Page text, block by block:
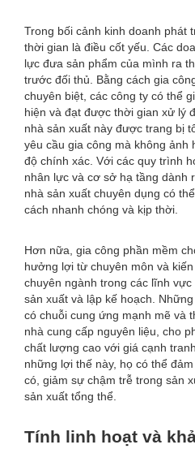
Trong bối cảnh kinh doanh phát
thời gian là điều cốt yếu. Các
lực đưa sản phẩm của mình ra
trước đối thủ. Bằng cách gia
chuyên biệt, các công ty có thể
hiện và đạt được thời gian xử lý
nhà sản xuất này được trang bị
yêu cầu gia công mà không
độ chính xác. Với các quy trình
nhân lực và cơ sở hạ tầng dành
nhà sản xuất chuyên dụng có
cách nhanh chóng và kịp thời.
Hơn nữa, gia công phần mềm
hưởng lợi từ chuyên môn và
chuyên ngành trong các lĩnh
sản xuất và lập kế hoạch.
có chuỗi cung ứng mạnh mẽ và
nhà cung cấp nguyên liệu, cho
chất lượng cao với giá cạnh
những lợi thế này, họ có thể
có, giảm sự chậm trễ trong sản
sản xuất tổng thể.
Tính linh hoạt và